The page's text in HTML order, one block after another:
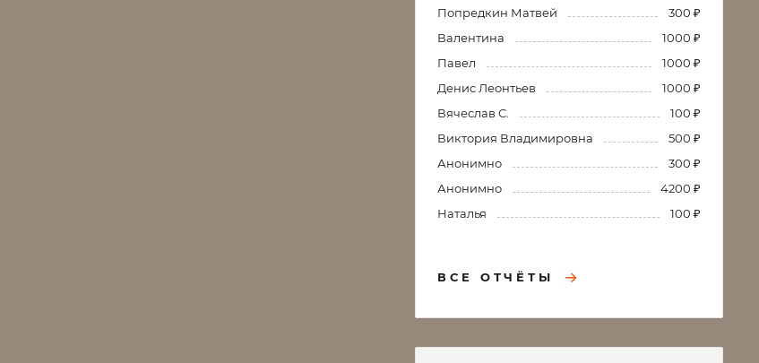
Попредкин Матвей
300 ₽
Валентина
1000 ₽
Павел
1000 ₽
Денис Леонтьев
1000 ₽
Вячеслав С.
100 ₽
Виктория Владимировна
500 ₽
Анонимно
300 ₽
Анонимно
4200 ₽
Наталья
100 ₽
ВСЕ ОТЧЁТЫ